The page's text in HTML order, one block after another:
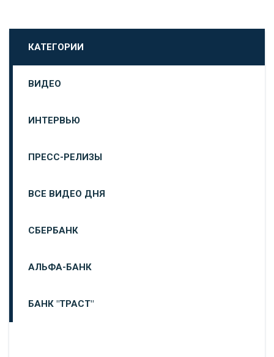
КАТЕГОРИИ
ВИДЕО
ИНТЕРВЬЮ
ПРЕСС-РЕЛИЗЫ
ВСЕ ВИДЕО ДНЯ
СБЕРБАНК
АЛЬФА-БАНК
БАНК "ТРАСТ"